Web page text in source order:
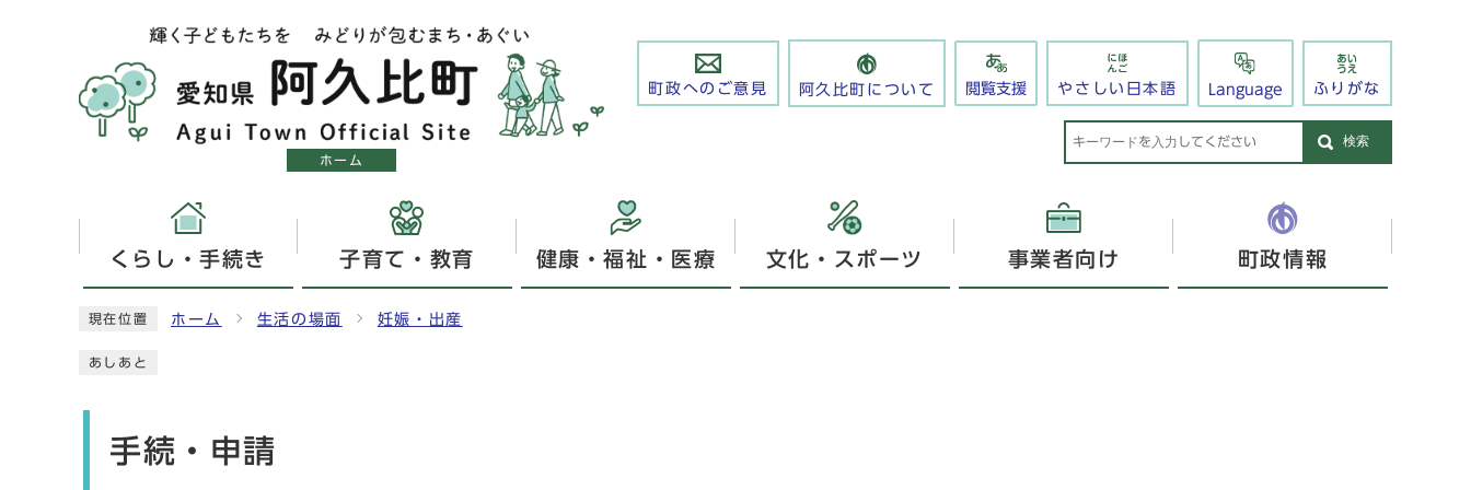
ホーム
町政へのご意見 阿久比町について 閲覧支援 やさしい日本語 Language ふりがな
検索
くらし・手続き 子育て・教育 健康・福祉・医療 文化・スポーツ 事業者向け 町政情報
現在位置 ホーム 生活の場面 妊娠・出産
あしあと
手続・申請